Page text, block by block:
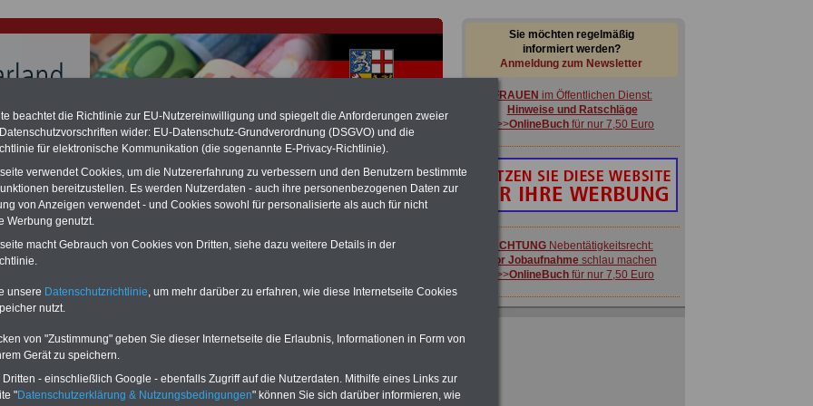
für Beamte & Ruhestandsbeamte (zu geringe Alimentation)
erklärt (Berlin muss bisMärz 2027 eine Neuregelung der
die zun hohen Nachzahlungen führen wird). Auch beim Bund
wird es hohe Nachzahlungen geben (Medienberichten
alle (!) Beamtezwischen mind.
der Bundesregierung vorgelegt wird (im II. Quartal.2026 >>>
zur
der Broschüre
Beamtengesetz (SBG): § 84 Nebentätigkeit
mit 3 Ratgebern für nur
sowie Beihilferecht in Bund und
DienstZum Komplettpreis von 15 Euro im Jahr
können Sie zehn Bücher als eBook
Sie möchten regelmäßig
informiert werden?
Anmeldung zum Newsletter
FRAUEN im Öffentlichen Dienst:
Hinweise und Ratschläge
>>>OnlineBuch für nur 7,50 Euro
ACHTUNG Nebentätigkeitsrecht:
vor Jobaufnahmeschlau machen
>>>OnlineBuch für nur 7,50 Euro
beachtet die Richtlinie zur EU-Nutzereinwilligung und spiegelt die Anforderungen zweier
wider: EU-Datenschutz-Grundverordnung (DSGVO) und die
für elektronische Kommunikation (die sogenannte E-Privacy-Richtlinie).
verwendet Cookies, um die Nutzererfahrung zu verbessern und den Benutzern bestimmte
bereitzustellen. Es werden Nutzerdaten - auch ihre personenbezogenen Daten zur
von Anzeigen verwendet - und Cookies sowohl für personalisierte als auch für nicht
Werbung genutzt.
macht Gebrauch von Cookies von Dritten, siehe dazu weitere Details in der
unsere Datenschutzrichtlinie, um mehr darüber zu erfahren, wie diese Internetseite Cookies
nutzt.
von "Zustimmung" geben Sie dieser Internetseite die Erlaubnis, Informationen in Form von
Gerät zu speichern.
- einschließlich Google - ebenfalls Zugriff auf die Nutzerdaten. Mithilfe eines Links zur
"Datenschutzerklärung & Nutzungsbedingungen" können Sie sich darüber informieren, wie